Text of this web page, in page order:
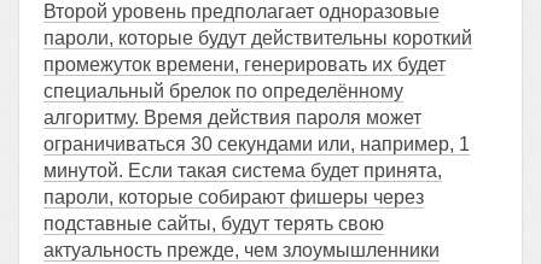
Второй уровень предполагает одноразовые
пароли, которые будут действительны короткий
промежуток времени, генерировать их будет
специальный брелок по определённому
алгоритму. Время действия пароля может
ограничиваться 30 секундами или, например, 1
минутой. Если такая система будет принята,
пароли, которые собирают фишеры через
подставные сайты, будут терять свою
актуальность прежде, чем злоумышленники